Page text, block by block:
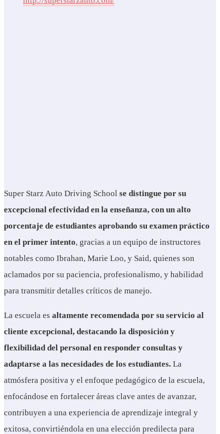
Super Starz Auto Driving School se distingue por su
excepcional efectividad en la enseñanza, con un alto
porcentaje de estudiantes aprobando su examen práctico
en el primer intento, gracias a un equipo de instructores
notables como Ibrahan, Marie Loo, y Said, quienes son
aclamados por su paciencia, profesionalismo, y habilidad
para transmitir detalles críticos de manejo.
La escuela es altamente recomendada por su servicio al
cliente excepcional, destacando la disposición y
flexibilidad del personal en responder consultas y
adaptarse a las necesidades de los estudiantes. La
atmósfera positiva y el enfoque pedagógico de la escuela,
enfocándose en fortalecer áreas clave antes de avanzar,
contribuyen a una experiencia de aprendizaje integral y
exitosa, convirtiéndola en una elección predilecta para